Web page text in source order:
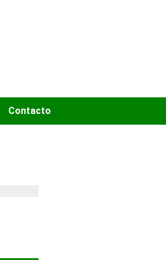
Contacto